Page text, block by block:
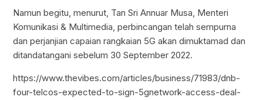
Namun begitu, menurut, Tan Sri Annuar Musa, Menteri
Komunikasi & Multimedia, perbincangan telah sempurna
dan perjanjian capaian rangkaian 5G akan dimuktamad dan
ditandatangani sebelum 30 September 2022.
https://www.thevibes.com/articles/business/71983/dnb-
four-telcos-expected-to-sign-5gnetwork-access-deal-